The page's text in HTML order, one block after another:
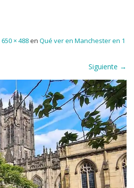
650 × 488en Qué ver en Manchester en 1
Siguiente →